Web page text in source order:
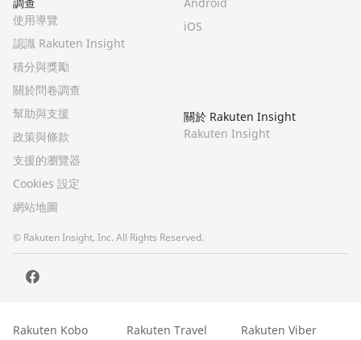
使用導覽
認識 Rakuten Insight
積分與獎勵
關於問卷調查
幫助與支援
政策與條款
支援的瀏覽器
Cookies 設定
網站地圖
iOS
關於 Rakuten Insight
Rakuten Insight
© Rakuten Insight, Inc. All Rights Reserved.
Rakuten Kobo Rakuten Travel Rakuten Viber